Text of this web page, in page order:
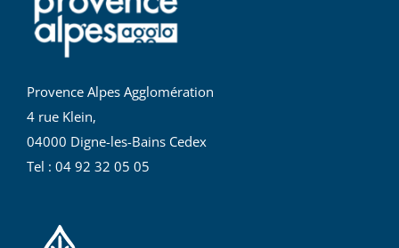
Provence Alpes Agglomération
4 rue Klein,
04000 Digne-les-Bains Cedex
Tel : 04 92 32 05 05